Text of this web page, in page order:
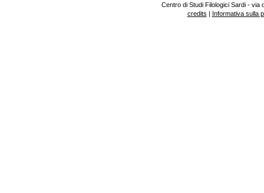
Centro di Studi Filologici Sardi - via
credits | Informativa sulla